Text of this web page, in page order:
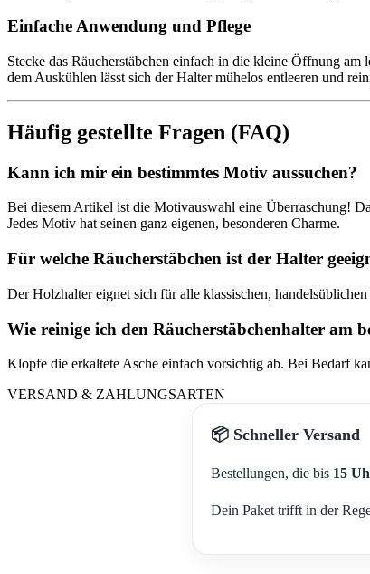
Einfache Anwendung und Pflege
Stecke das Räucherstäbchen einfach in die kleine Öffnung
dem Auskühlen lässt sich der Halter mühelos entleeren und
Häufig gestellte Fragen (FAQ)
Kann ich mir ein bestimmtes Motiv aussuchen?
Bei diesem Artikel ist die Motivauswahl eine Überraschung!
Jedes Motiv hat seinen ganz eigenen, besonderen Charme.
Für welche Räucherstäbchen ist der Halter
Der Holzhalter eignet sich für alle klassischen,
Wie reinige ich den Räucherstäbchenhalter am
Klopfe die erkaltete Asche einfach vorsichtig ab. Bei Bedarf
VERSAND & ZAHLUNGSARTEN
📦 Schneller Versand
Bestellungen, die bis 15
Dein Paket trifft in der